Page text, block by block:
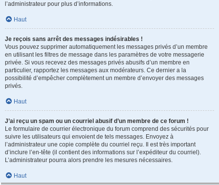
l’administrateur pour plus d’informations.
Haut
Je reçois sans arrêt des messages indésirables !
Vous pouvez supprimer automatiquement les messages privés d’un membre
en utilisant les filtres de message dans les paramètres de votre messagerie
privée. Si vous recevez des messages privés abusifs d’un membre en
particulier, rapportez les messages aux modérateurs. Ce dernier a la
possibilité d’empêcher complètement un membre d’envoyer des messages
privés.
Haut
J’ai reçu un spam ou un courriel abusif d’un membre de ce forum !
Le formulaire de courrier électronique du forum comprend des sécurités pour
suivre les utilisateurs qui envoient de tels messages. Envoyez à
l’administrateur une copie complète du courriel reçu. Il est très important
d’inclure l’en-tête (il contient des informations sur l’expéditeur du courriel).
L’administrateur pourra alors prendre les mesures nécessaires.
Haut